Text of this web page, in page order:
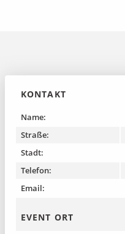
KONTAKT
Name:
Straße:
Stadt:
Telefon:
Email:
EVENT ORT